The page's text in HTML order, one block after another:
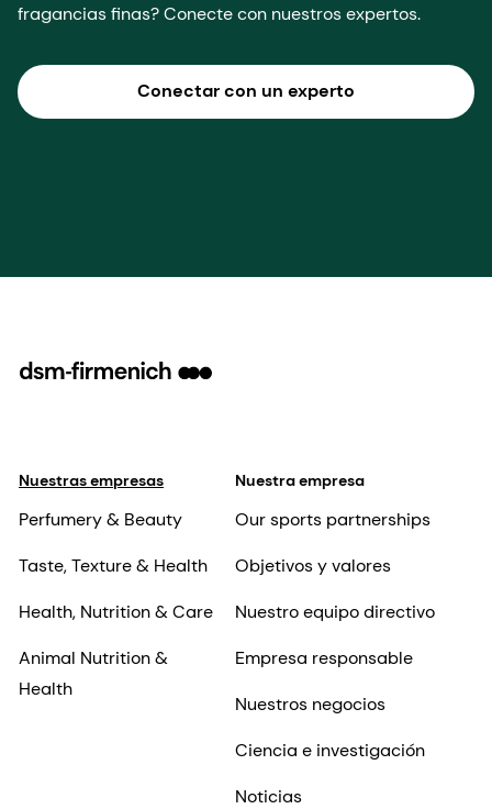
fragancias finas? Conecte con nuestros expertos.
Conectar con un experto
Nuestras empresas
Perfumery & Beauty
Taste, Texture & Health
Health, Nutrition & Care
Animal Nutrition &
Health
Nuestra empresa
Our sports partnerships
Objetivos y valores
Nuestro equipo directivo
Empresa responsable
Nuestros negocios
Ciencia e investigación
Noticias